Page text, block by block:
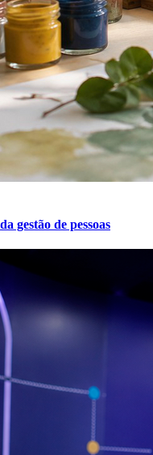
gestão de pessoas